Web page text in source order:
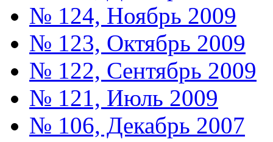
№ 124, Ноябрь 2009
№ 123, Октябрь 2009
№ 122, Сентябрь 2009
№ 121, Июль 2009
№ 106, Декабрь 2007